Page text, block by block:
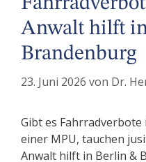
Anwalt hilft
Brandenburg
23. Juni 2026 von Dr.
Gibt es
einer MPU, tauchen
Anwalt hilft in Berlin &